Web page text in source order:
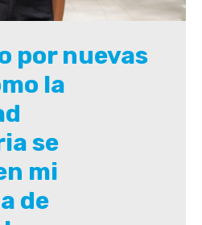
por nuevas
la
se
mi
de